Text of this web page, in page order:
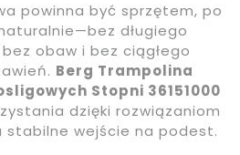
powinna być sprzętem, po
długiego
obaw i bez ciągłego
Berg Trampolina
Stopni 36151000
dzięki rozwiązaniom
stabilne wejście na podest.